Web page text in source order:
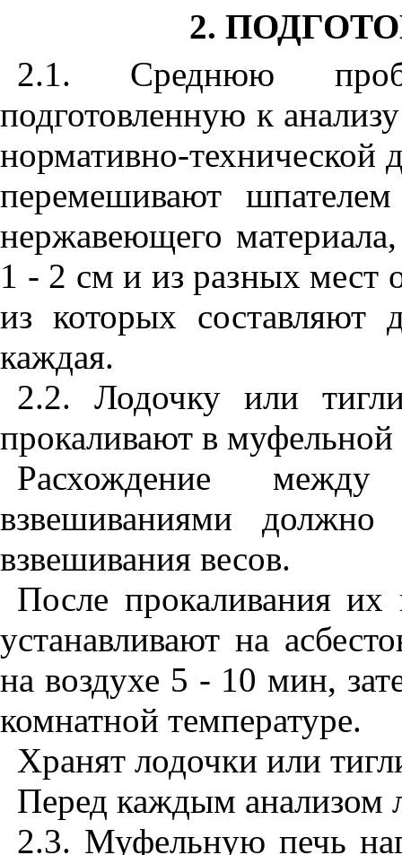
2.
2.1. Среднюю
подготовленную к
нормативно-технической
перемешивают
нержавеющего
1 - 2 см и из разных мест
из которых составляют
каждая.
2.2. Лодочку или
прокаливают в
Расхождение между
взвешиваниями
взвешивания весов.
После прокаливания
устанавливают на
на воздухе 5 - 10 мин,
комнатной температуре.
Хранят лодочки или
Перед каждым анализом
2.3. Муфельную печь